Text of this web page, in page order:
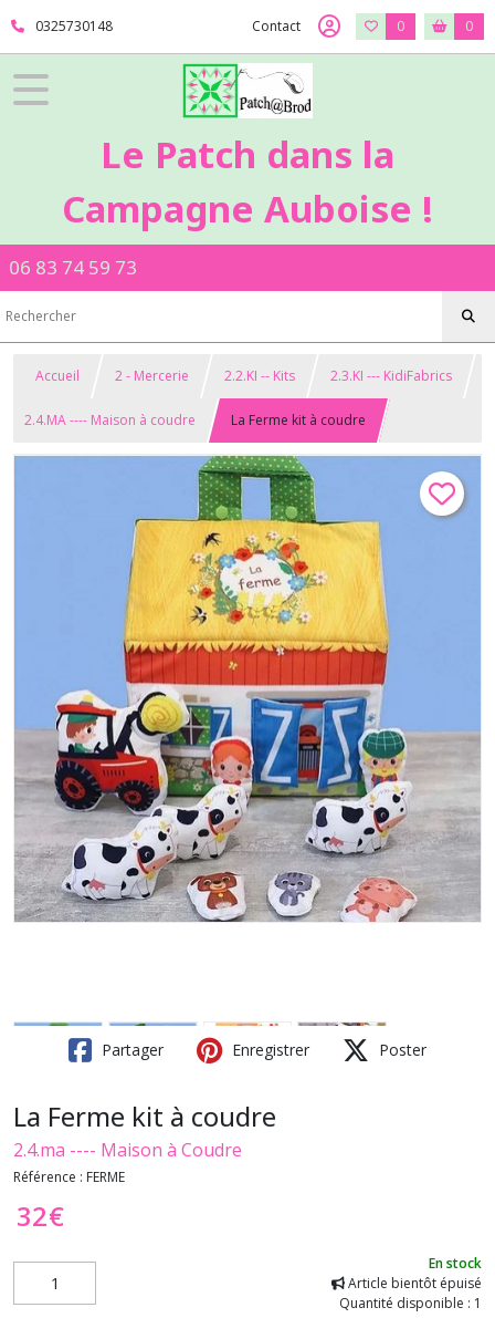
0325730148 Contact 0 0
Le Patch dans la
Campagne Auboise !
06 83 74 59 73
Accueil 2 - Mercerie 2.2.KI -- Kits 2.3.KI --- KidiFabrics
2.4.MA ---- Maison à coudre La Ferme kit à coudre
Partager Enregistrer Poster
La Ferme kit à coudre
2.4.ma ---- Maison à Coudre
Référence : FERME
32€
En stock
Article bientôt épuisé
Quantité disponible : 1